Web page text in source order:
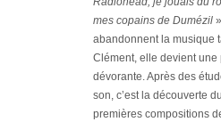
mes copains de Dumézil
abandonnent la musique
Clément, elle devient une
dévorante. Après des
son, c’est la découverte
premières compositions